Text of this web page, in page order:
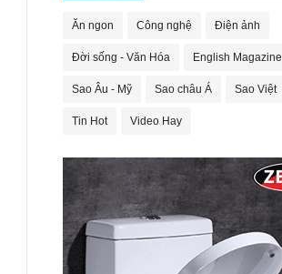
Ăn ngon Công nghệ Điện ảnh
Đời sống - Văn Hóa English Magazine
Sao Âu - Mỹ Sao châu Á Sao Việt
Tin Hot Video Hay